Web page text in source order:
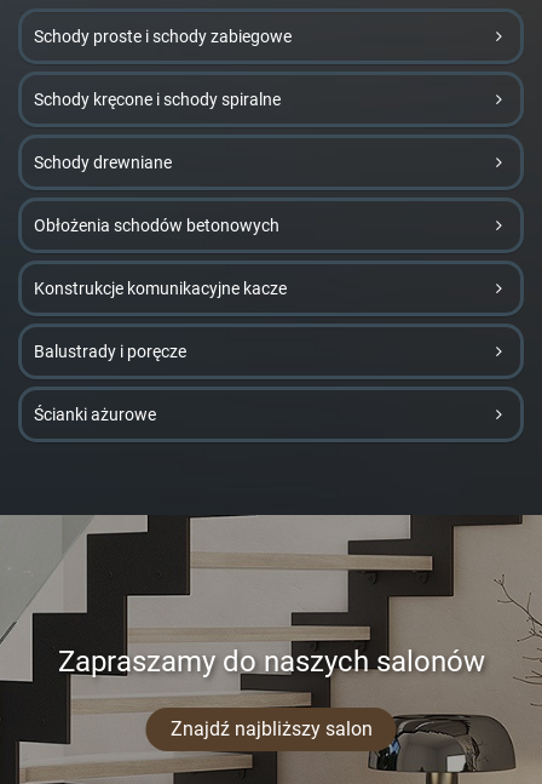
Schody proste i schody zabiegowe
Schody kręcone i schody spiralne
Schody drewniane
Obłożenia schodów betonowych
Konstrukcje komunikacyjne kacze
Balustrady i poręcze
Ścianki ażurowe
Zapraszamy do naszych salonów
Znajdź najbliższy salon